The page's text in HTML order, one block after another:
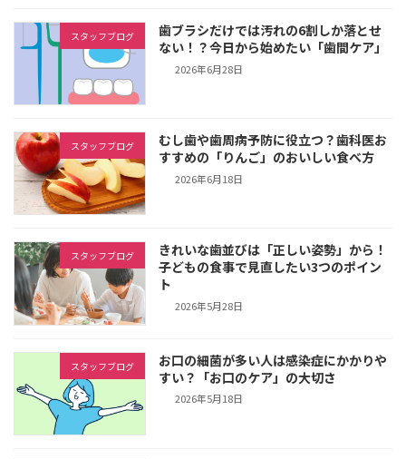
スタッフブログ
歯ブラシだけでは汚れの6割しか落とせ
ない！？今日から始めたい「歯間ケア」
2026年6月28日
スタッフブログ
むし歯や歯周病予防に役立つ？歯科医お
すすめの「りんご」のおいしい食べ方
2026年6月18日
スタッフブログ
きれいな歯並びは「正しい姿勢」から！
子どもの食事で見直したい3つのポイン
ト
2026年5月28日
スタッフブログ
お口の細菌が多い人は感染症にかかりや
すい？「お口のケア」の大切さ
2026年5月18日